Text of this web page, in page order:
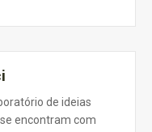
de ideias
encontram com